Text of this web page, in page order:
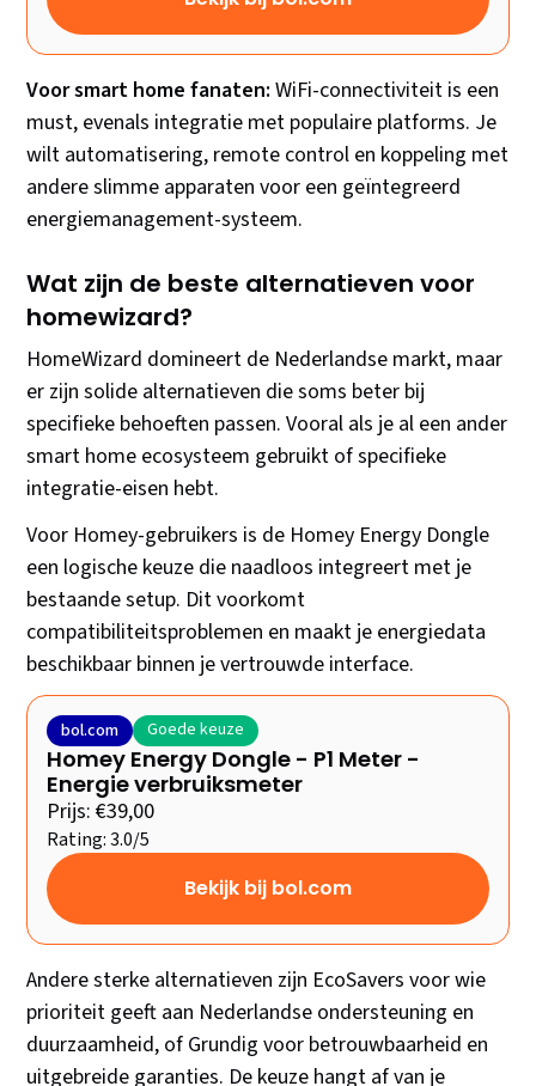
Voor smart home fanaten: WiFi-connectiviteit is een
must, evenals integratie met populaire platforms. Je
wilt automatisering, remote control en koppeling met
andere slimme apparaten voor een geïntegreerd
energiemanagement-systeem.
Wat zijn de beste alternatieven voor
homewizard?
HomeWizard domineert de Nederlandse markt, maar
er zijn solide alternatieven die soms beter bij
specifieke behoeften passen. Vooral als je al een ander
smart home ecosysteem gebruikt of specifieke
integratie-eisen hebt.
Voor Homey-gebruikers is de Homey Energy Dongle
een logische keuze die naadloos integreert met je
bestaande setup. Dit voorkomt
compatibiliteitsproblemen en maakt je energiedata
beschikbaar binnen je vertrouwde interface.
bol.com Goede keuze
Homey Energy Dongle - P1 Meter -
Energie verbruiksmeter
Prijs: €39,00
Rating: 3.0/5
Bekijk bij bol.com
Andere sterke alternatieven zijn EcoSavers voor wie
prioriteit geeft aan Nederlandse ondersteuning en
duurzaamheid, of Grundig voor betrouwbaarheid en
uitgebreide garanties. De keuze hangt af van je